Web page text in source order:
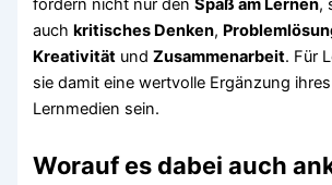
fördern nicht nur denSpaß am Lernen,
auchkritisches Denken,
Kreativität undZusammenarbeit. Für
sie damit eine wertvolle Ergänzung
Lernmedien sein.
Worauf es dabei auch